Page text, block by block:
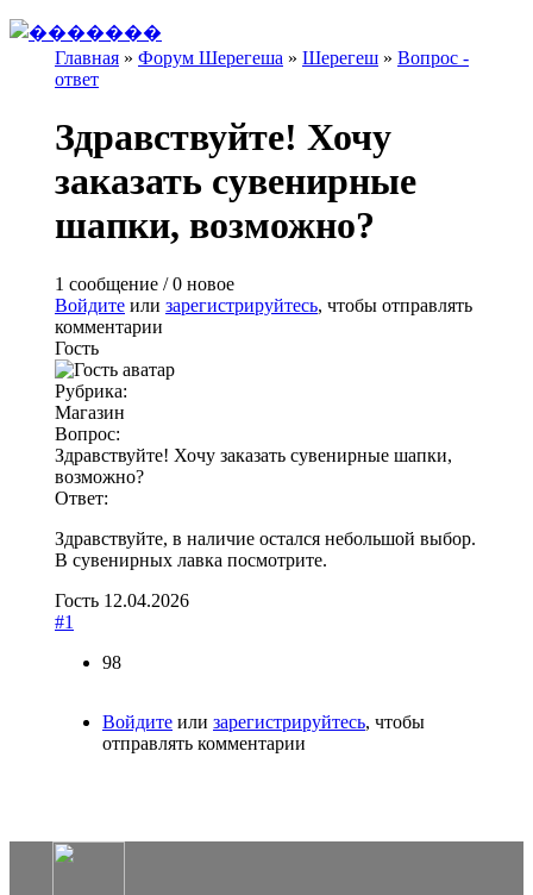
Вы здесь
Главная » Форум Шерегеша » Шерегеш » Вопрос -
ответ
Здравствуйте! Хочу
заказать сувенирные
шапки, возможно?
1 сообщение / 0 новое
Войдите или зарегистрируйтесь, чтобы отправлять
комментарии
Гость
Рубрика:
Магазин
Вопрос:
Здравствуйте! Хочу заказать сувенирные шапки,
возможно?
Ответ:
Здравствуйте, в наличие остался небольшой выбор.
В сувенирных лавка посмотрите.
Гость 12.04.2026
#1
98
Войдите или зарегистрируйтесь, чтобы
отправлять комментарии